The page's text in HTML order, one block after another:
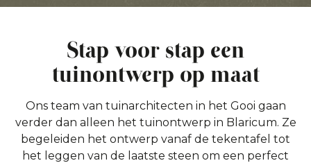
Stap voor stap een
tuinontwerp op maat
Ons team van tuinarchitecten in het Gooi gaan
verder dan alleen het tuinontwerp in Blaricum. Ze
begeleiden het ontwerp vanaf de tekentafel tot
het leggen van de laatste steen om een perfect